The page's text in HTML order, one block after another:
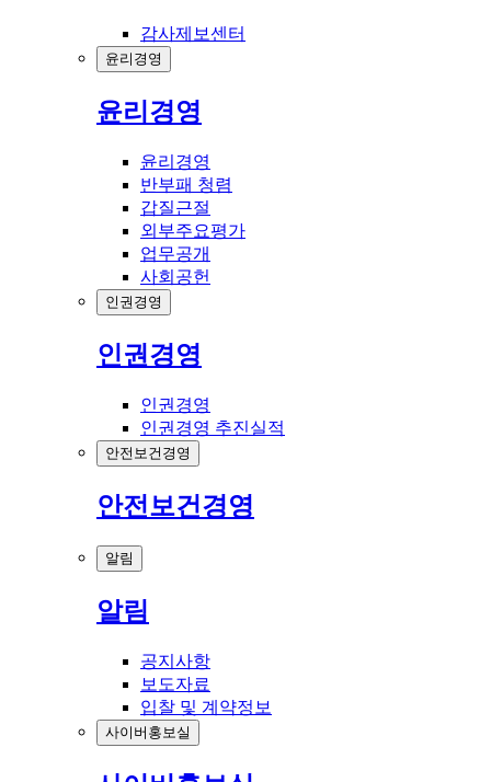
감사제보센터
윤리경영
윤리경영
윤리경영
반부패 청렴
갑질근절
외부주요평가
업무공개
사회공헌
인권경영
인권경영
인권경영
인권경영 추진실적
안전보건경영
안전보건경영
알림
알림
공지사항
보도자료
입찰 및 계약정보
사이버홍보실